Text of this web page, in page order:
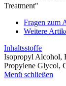
Treatment"
Fragen zum
Weitere
Inhaltsstoffe
Isopropyl Alcohol,
Propylene Glycol,
Menü schließen